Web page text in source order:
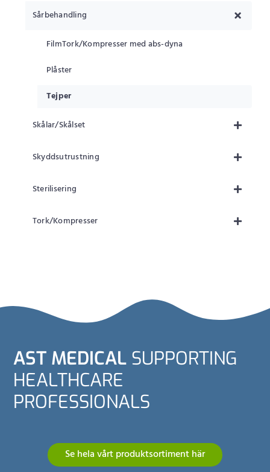
Sårbehandling
FilmTork/Kompresser med abs-dyna
Plåster
Tejper
Skålar/Skålset
Skyddsutrustning
Sterilisering
Tork/Kompresser
AST MEDICAL SUPPORTING
HEALTHCARE
PROFESSIONALS
Se hela vårt produktsortiment här